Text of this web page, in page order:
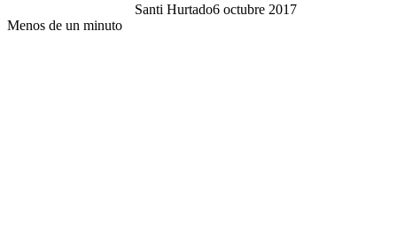
Santi Hurtado6 octubre 2017
Menos de un minuto